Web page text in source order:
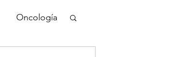
Oncología